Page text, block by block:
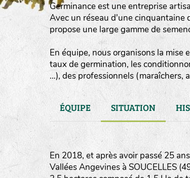
Germinance est une entreprise
Avec un réseau d'une cinquantaine
propose une large gamme de
En équipe, nous organisons la mise
taux de germination, les
…), des professionnels (maraîchers,
ÉQUIPE SITUATION
En 2018, et après avoir passé 25
Vallées Angevines à SOUCELLES